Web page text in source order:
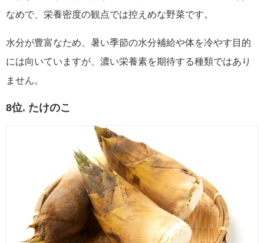
なめで、栄養密度の観点では控えめな野菜です。
水分が豊富なため、暑い季節の水分補給や体を冷やす目的
には向いていますが、濃い栄養素を期待する種類ではあり
ません。
8位. たけのこ